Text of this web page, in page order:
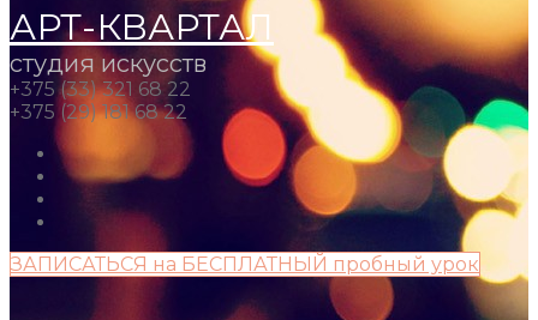
АРТ-КВАРТАЛ
студия искусств
+375 (33) 321 68 22
+375 (29) 181 68 22
ЗАПИСАТЬСЯ на БЕСПЛАТНЫЙ пробный урок